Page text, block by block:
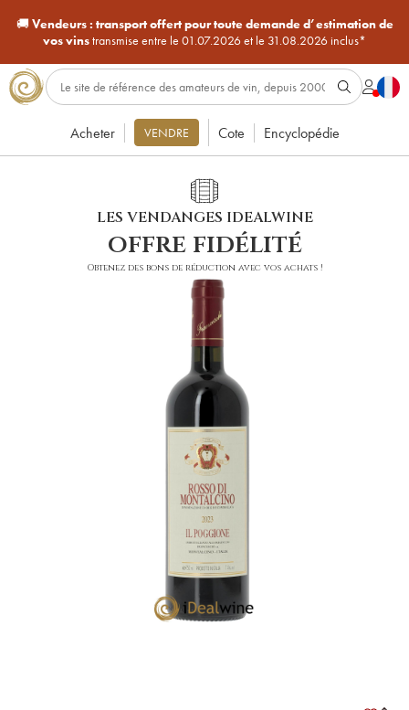
🚚Vendeurs : transport offert pour toute demande d’estimation de
vos vinstransmise entre le 01.07.2026 et le 31.08.2026 inclus*
Acheter VENDRE Cote Encyclopédie
LES VENDANGES IDEALWINE
offre fidélité
Obtenez des bons de réduction avec vos achats !